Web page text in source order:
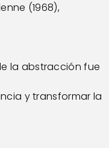
(1968),
la abstracción fue
y transformar la